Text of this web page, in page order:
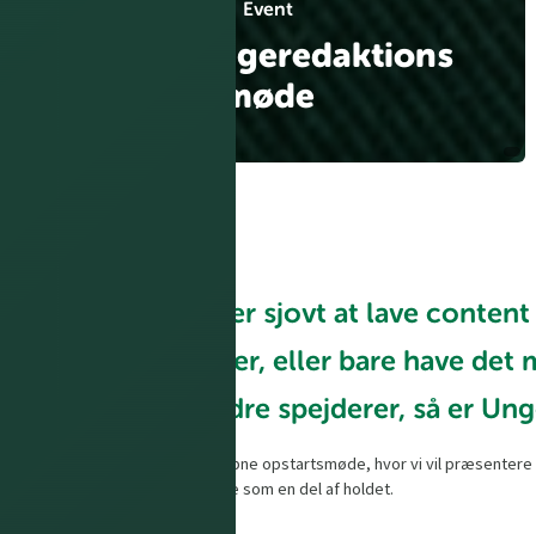
Event
Åbent Ungeredaktions
møde
Syntes du det er sjovt at lave
på sjove quizzer, eller bare have det
masse andre spejderer, så er
Vi inviterer dig til vores åbne opstartsmøde, hvor vi vil
kan være med til at skabe som en del af holdet.